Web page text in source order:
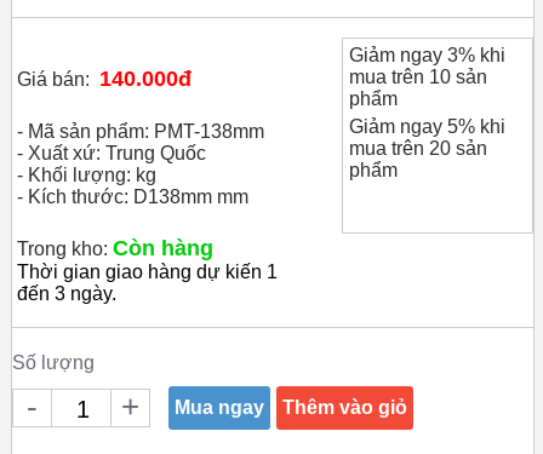
Giá bán: 140.000đ
- Mã sản phẩm: PMT-138mm
- Xuất xứ: Trung Quốc
- Khối lượng: kg
- Kích thước: D138mm mm
Trong kho:Còn hàng
Thời gian giao hàng dự kiến 1
đến 3 ngày.
Giảm ngay 3% khi
mua trên 10 sản
phẩm
Giảm ngay 5% khi
mua trên 20 sản
phẩm
Số lượng
- + Mua ngay Thêm vào giỏ